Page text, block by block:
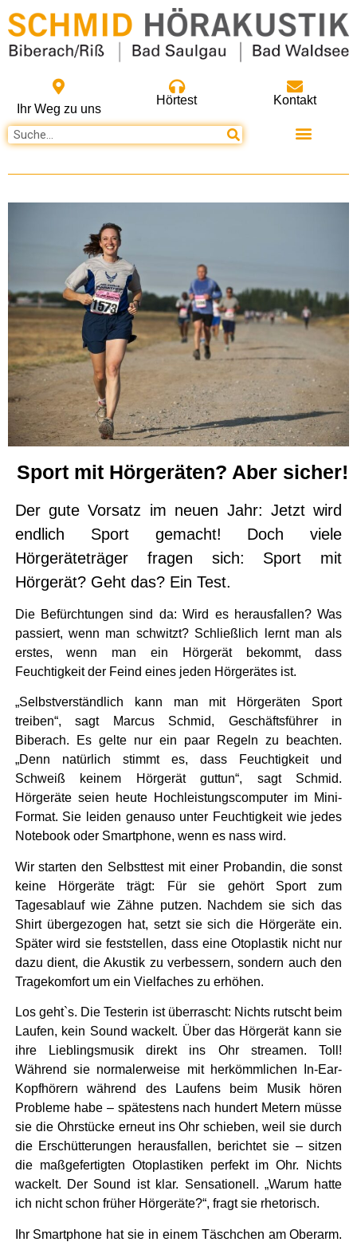
Ihr Weg zu uns
Hörtest Kontakt
Sport mit Hörgeräten? Aber sicher!
Der gute Vorsatz im neuen Jahr: Jetzt wird
endlich Sport gemacht! Doch viele
Hörgeräteträger fragen sich: Sport mit
Hörgerät? Geht das? Ein Test.
Die Befürchtungen sind da: Wird es herausfallen? Was
passiert, wenn man schwitzt? Schließlich lernt man als
erstes, wenn man ein Hörgerät bekommt, dass
Feuchtigkeit der Feind eines jeden Hörgerätes ist.
„Selbstverständlich kann man mit Hörgeräten Sport
treiben“, sagt Marcus Schmid, Geschäftsführer in
Biberach. Es gelte nur ein paar Regeln zu beachten.
„Denn natürlich stimmt es, dass Feuchtigkeit und
Schweiß keinem Hörgerät guttun“, sagt Schmid.
Hörgeräte seien heute Hochleistungscomputer im Mini-
Format. Sie leiden genauso unter Feuchtigkeit wie jedes
Notebook oder Smartphone, wenn es nass wird.
Wir starten den Selbsttest mit einer Probandin, die sonst
keine Hörgeräte trägt: Für sie gehört Sport zum
Tagesablauf wie Zähne putzen. Nachdem sie sich das
Shirt übergezogen hat, setzt sie sich die Hörgeräte ein.
Später wird sie feststellen, dass eine Otoplastik nicht nur
dazu dient, die Akustik zu verbessern, sondern auch den
Tragekomfort um ein Vielfaches zu erhöhen.
Los geht`s. Die Testerin ist überrascht: Nichts rutscht beim
Laufen, kein Sound wackelt. Über das Hörgerät kann sie
ihre Lieblingsmusik direkt ins Ohr streamen. Toll!
Während sie normalerweise mit herkömmlichen In-Ear-
Kopfhörern während des Laufens beim Musik hören
Probleme habe – spätestens nach hundert Metern müsse
sie die Ohrstücke erneut ins Ohr schieben, weil sie durch
die Erschütterungen herausfallen, berichtet sie – sitzen
die maßgefertigten Otoplastiken perfekt im Ohr. Nichts
wackelt. Der Sound ist klar. Sensationell. „Warum hatte
ich nicht schon früher Hörgeräte?“, fragt sie rhetorisch.
Ihr Smartphone hat sie in einem Täschchen am Oberarm.